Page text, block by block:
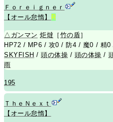
Ｆｏｒｅｉｇｎｅｒ
【オール怠惰】 R
△ ガンマン 炬燵 ［ 竹の盾］
HP72 / MP6 / 攻0 / 防4 / 魔0 / 精
SKYFISH /頭の体操 / 頭の体操 /
雨
195
ＴｈｅＮｅｘｔ
【オール怠惰】